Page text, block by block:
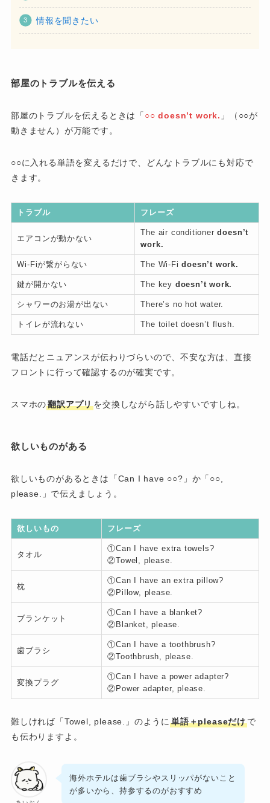
情報を聞きたい
部屋のトラブルを伝える
部屋のトラブルを伝えるときは「○○ doesn’t work. 」（○○が
動きません）が万能です。
○○に入れる単語を変えるだけで、どんなトラブルにも対応で
きます。
トラブル フレーズ
エアコンが動かない
The air conditionerdoesn’t
work.
Wi-Fiが繋がらない The Wi-Fidoesn’t work.
鍵が開かない The key doesn’t work.
シャワーのお湯が出ない There’s no hot water.
トイレが流れない The toilet doesn’t flush.
電話だとニュアンスが伝わりづらいので、不安な方は、直接
フロントに行って確認するのが確実です。
スマホの翻訳アプリを交換しながら話しやすいですしね。
欲しいものがある
欲しいものがあるときは「Can I have ○○?」か「○○,
please.」で伝えましょう。
欲しいもの フレーズ
タオル
①Can I have extra towels?
②Towel, please.
枕
①Can I have an extra pillow?
②Pillow, please.
ブランケット
①Can I have a blanket?
②Blanket, please.
歯ブラシ
①Can I have a toothbrush?
②Toothbrush, please.
変換プラグ
①Can I have a power adapter?
②Power adapter, please.
難しければ「Towel, please.」のように単語＋pleaseだけで
も伝わりますよ。
海外ホテルは歯ブラシやスリッパがないこと
が多いから、持参するのがおすすめ